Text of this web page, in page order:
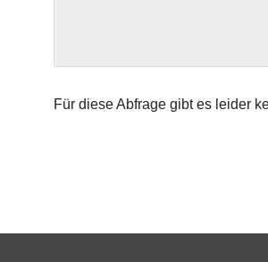
Für diese Abfrage gibt es leider